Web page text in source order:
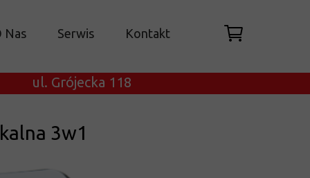
ul. Grójecka 118
Nas Serwis Kontakt
3w1